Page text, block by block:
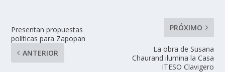
Presentan propuestas
políticas para Zapopan
ANTERIOR
PRÓXIMO
La obra de Susana
Chaurand ilumina la Casa
ITESO Clavigero